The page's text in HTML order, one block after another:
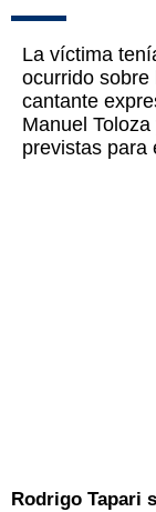
La víctima
ocurrido sobre
cantante
Manuel
previstas para
Rodrigo Tapari